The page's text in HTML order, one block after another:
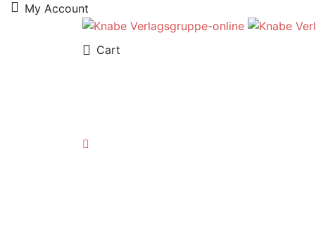
My Account
Cart